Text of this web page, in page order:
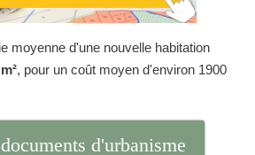
moyenne d'une nouvelle habitation
, pour un coût moyen d'environ 1900
d'urbanisme